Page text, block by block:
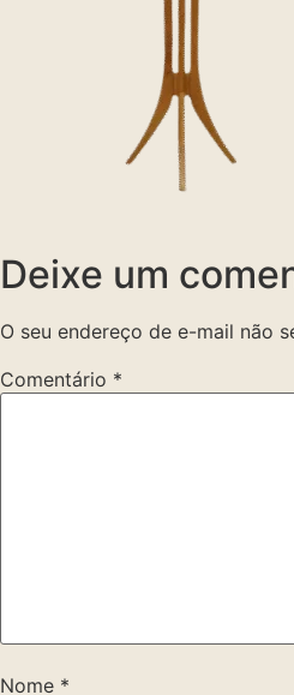
Deixe um
O seu endereço de e-mail não
Comentário *
Nome *